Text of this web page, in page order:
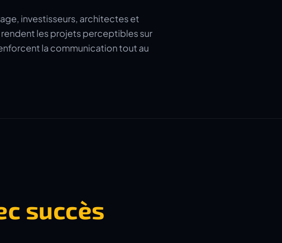
investisseurs, architectes et
les projets perceptibles sur
la communication tout au
succès